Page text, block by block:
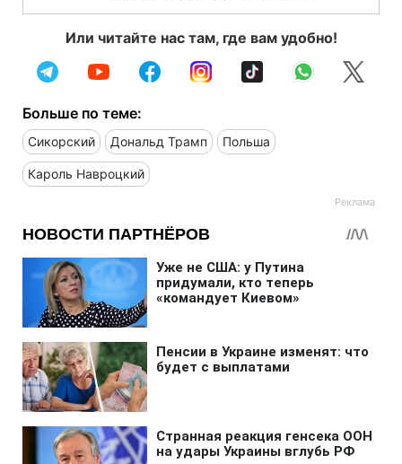
Или читайте нас там, где вам удобно!
Больше по теме:
Сикорский Дональд Трамп Польша
Кароль Навроцкий